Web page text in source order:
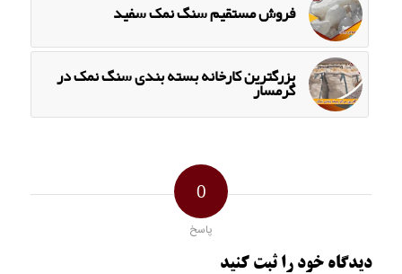
فروش مستقیم سنگ نمک سفید
بزرگترین کارخانه بسته بندی سنگ نمک در
گرمسار
0
پاسخ
دیدگاه خود را ثبت کنید